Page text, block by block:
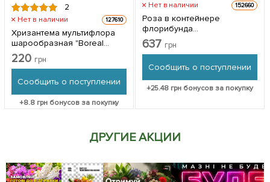
2
Нет в наличии 127610
Хризантема мультифлора
шарообразная "Boreal
Orange" 1 саженец в
упаковке
220 грн
Сообщить о поступлении
+8.8 грн бонусов за покупку
Нет в наличии 152660
Роза в контейнере
флорибунда
"Rosenfaszination" (саженец
класса АА+) 1 саженец в
637 грн
Сообщить о поступлении
+25.48 грн бонусов за покупку
ДРУГИЕ АКЦИИ